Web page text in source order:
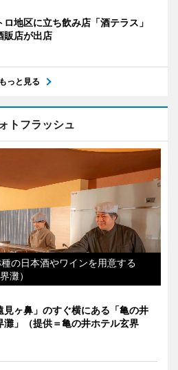
ロ地区に立ち飲み店「酒テラス」
店が出店
もっと見る
トフラッシュ
の日本酒やワインを用意する
灘）
見ヶ鼻」のすぐ横にある「亀の井
灘」（提供＝亀の井ホテル玄界